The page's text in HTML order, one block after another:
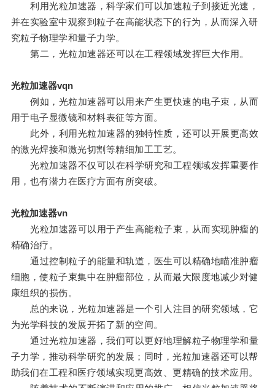
利用光粒加速器，科学家们可以加速粒子到接近光速，
并在实验室中观察到粒子在高能状态下的行为，从而深入研
究粒子物理学和量子力学。
第二，光粒加速器还可以在工程领域发挥巨大作用。
光粒加速器vqn
例如，光粒加速器可以用来产生更快速的电子束，从而
用于电子显微镜和材料表征等方面。
此外，利用光粒加速器的独特性质，还可以开展更高效
的激光焊接和激光切割等精细加工工艺。
光粒加速器不仅可以在科学研究和工程领域发挥重要作
用，也有潜力在医疗方面有所突破。
光粒加速器vn
光粒加速器可以用于产生高能粒子束，从而实现肿瘤的
精确治疗。
通过控制粒子的能量和轨道，医生可以精确地瞄准肿瘤
细胞，使粒子束集中在肿瘤部位，从而最大限度地减少对健
康组织的损伤。
总的来说，光粒加速器是一个引人注目的研究领域，它
为光学科技的发展开拓了新的空间。
通过光粒加速器，我们可以更好地理解粒子物理学和量
子力学，推动科学研究的发展；同时，光粒加速器还可以帮
助我们在工程和医疗领域实现更高效、更精确的技术应用。